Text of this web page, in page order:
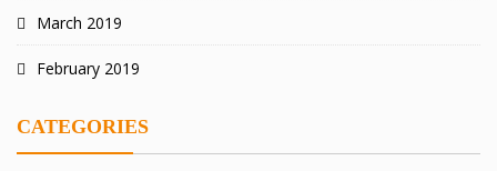
March 2019
February 2019
CATEGORIES